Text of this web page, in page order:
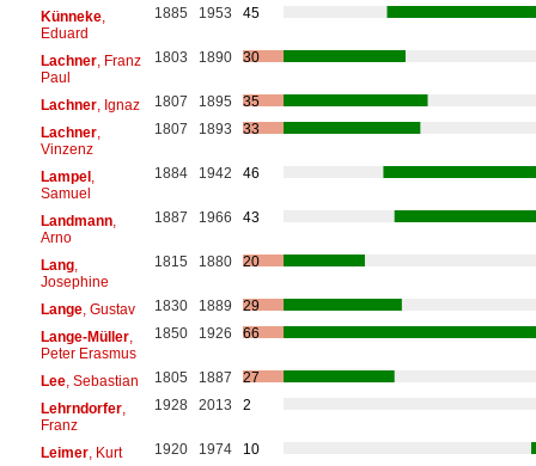
Künneke,
Eduard
1885 1953 45
Lachner, Franz
Paul
1803 1890 30
Lachner, Ignaz 1807 1895
35
Lachner,
Vinzenz
1807 1893 33
Lampel,
Samuel
1884 1942 46
Landmann,
Arno
1887 1966 43
Lang,
Josephine
1815 1880 20
Lange, Gustav 1830 1889
29
Lange-Müller,
Peter Erasmus
1850 1926 66
Lee, Sebastian 1805 1887
27
Lehrndorfer,
Franz
1928 2013 2
Leimer, Kurt 1920 1974
10